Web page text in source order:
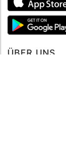
ÜBER UNS